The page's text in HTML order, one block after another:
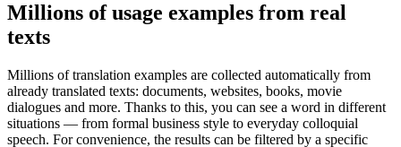
Millions of usage examples from real
texts
Millions of translation examples are collected automatically from
already translated texts: documents, websites, books, movie
dialogues and more. Thanks to this, you can see a word in different
situations — from formal business style to everyday colloquial
speech. For convenience, the results can be filtered by a specific